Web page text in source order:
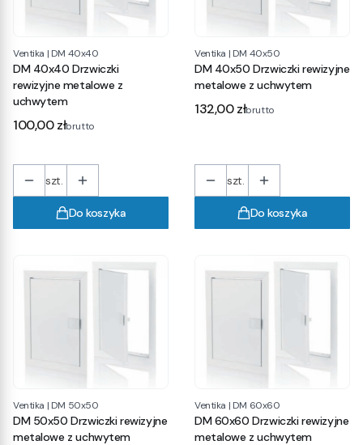
Ventika | DM 40x40
DM 40x40 Drzwiczki
rewizyjne metalowe z
uchwytem
Cena
100,00 złbrutto
szt.
Do koszyka
Ventika | DM 40x50
DM 40x50 Drzwiczki rewizyjne
metalowe z uchwytem
Cena
132,00 złbrutto
szt.
Do koszyka
Ventika | DM 50x50
DM 50x50 Drzwiczki rewizyjne
metalowe z uchwytem
Ventika | DM 60x60
DM 60x60 Drzwiczki rewizyjne
metalowe z uchwytem